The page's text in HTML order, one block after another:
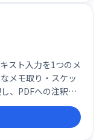
スト入力を1つのメ
メモ取り・スケッ
、PDFへの注釈付
あらゆる情報を整
理から日常のメモ
します。